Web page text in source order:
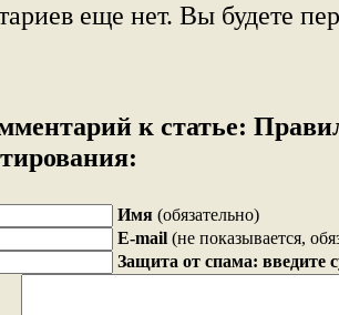
еще нет. Вы будете
к статье:
Имя (обязательно)
E-mail (не показывается,
Защита от спама: введите